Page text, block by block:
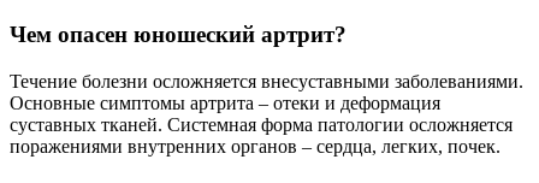
Чем опасен юношеский артрит?
Течение болезни осложняется внесуставными заболеваниями.
Основные симптомы артрита – отеки и деформация
суставных тканей. Системная форма патологии осложняется
поражениями внутренних органов – сердца, легких, почек.